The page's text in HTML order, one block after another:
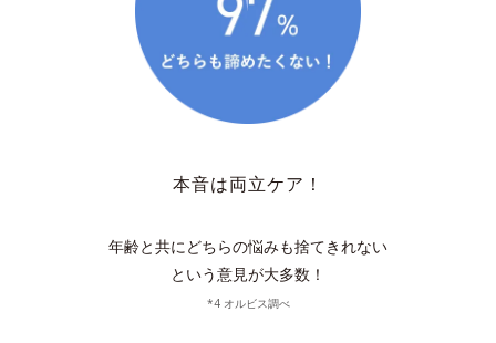
本音は両立ケア！
年齢と共にどちらの悩みも捨てきれない
という意見が大多数！
*4 オルビス調べ